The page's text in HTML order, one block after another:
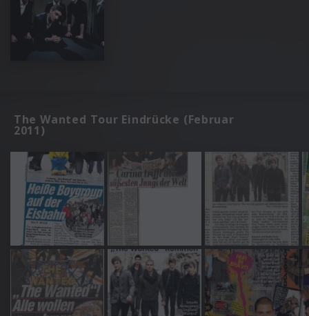
The Wanted Tour Eindrücke (Februar
2011)